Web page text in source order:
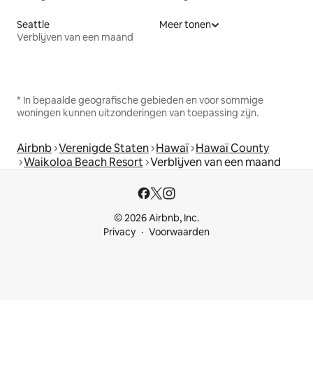
Seattle
Verblijven van een maand
Meer tonen
* In bepaalde geografische gebieden en voor sommige
woningen kunnen uitzonderingen van toepassing zijn.
Airbnb Verenigde Staten Hawaï Hawaï County
Waikoloa Beach Resort Verblijven van een maand
© 2026 Airbnb, Inc.
Privacy
Voorwaarden